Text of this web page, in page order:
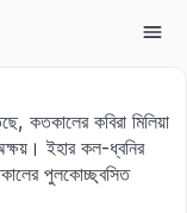
কতকালের কবিরা মিলিয়া
ইহার কল-ধ্বনির
পুলকোচ্ছ্বসিত
Sign up